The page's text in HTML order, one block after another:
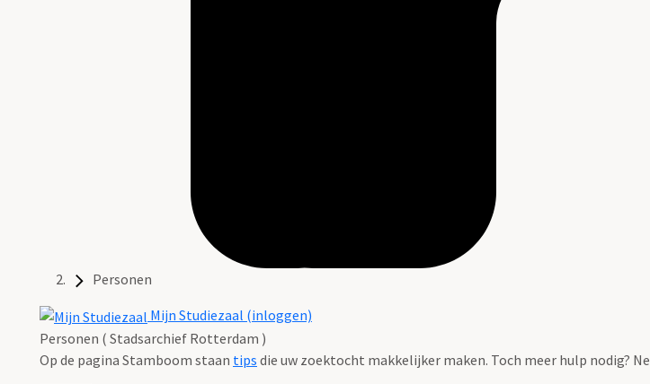
Personen
Mijn Studiezaal (inloggen)
Personen ( Stadsarchief Rotterdam )
Op de pagina Stamboom staan tips die uw zoektocht makkelijker maken. Toch meer hulp nodig?